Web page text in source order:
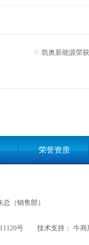
荣誉资质
（销售部）
号 技术支持： 牛商